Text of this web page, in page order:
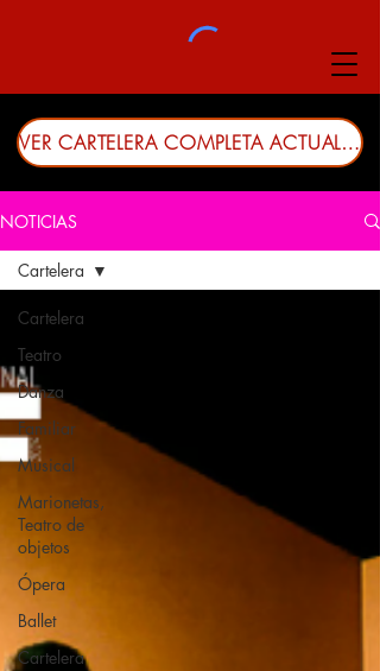
VER CARTELERA COMPLETA ACTUALIZADA
NOTICIAS
Cartelera
Teatro
Danza
Familiar
Musical
Marionetas,
Teatro de
objetos
Ópera
Ballet
Cartelera
Cartelera